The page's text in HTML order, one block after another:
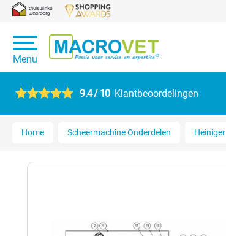
Menu
9.4 / 10 Klantbeoordelingen
Home Scheermachine Onderdelen Heiniger